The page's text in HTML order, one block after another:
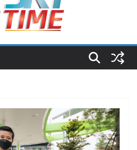
าติ ยุคบุกเบิก “วัดสุทธิฯ”รวมพลงาน “สิงห์
นถิ่น 8 ส.ค.นี้
School เผยวิสัยทัศน์การศึกษาที่
เราไม่ได้เตรียมนักเรียนเพียงเพื่อก้าวเข้าสู่
นั้นแต่ยังเตรียมพวกเขาให้พร้อมเป็นผู้
Expo Thailand & TESE 2026 วัน